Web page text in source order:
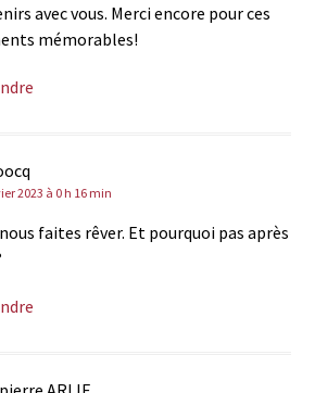
avec vous. Merci encore pour ces
mémorables!
2023 à 0 h 16 min
faites rêver. Et pourquoi pas après